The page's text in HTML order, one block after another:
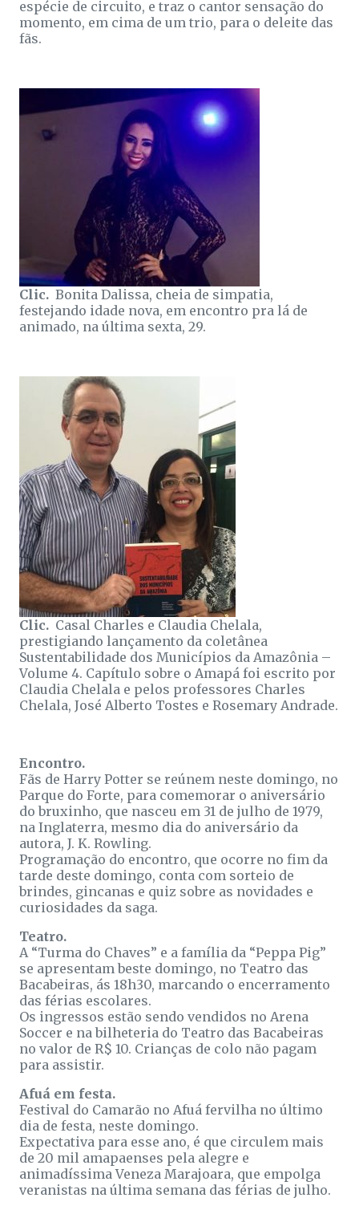
espécie de circuito, e traz o cantor sensação do
momento, em cima de um trio, para o deleite das
fãs.
Clic. Bonita Dalissa, cheia de simpatia,
festejando idade nova, em encontro pra lá de
animado, na última sexta, 29.
Clic. Casal Charles e Claudia Chelala,
prestigiando lançamento da coletânea
Sustentabilidade dos Municípios da Amazônia –
Volume 4. Capítulo sobre o Amapá foi escrito por
Claudia Chelala e pelos professores Charles
Chelala, José Alberto Tostes e Rosemary Andrade.
Encontro.
Fãs de Harry Potter se reúnem neste domingo, no
Parque do Forte, para comemorar o aniversário
do bruxinho, que nasceu em 31 de julho de 1979,
na Inglaterra, mesmo dia do aniversário da
autora, J. K. Rowling.
Programação do encontro, que ocorre no fim da
tarde deste domingo, conta com sorteio de
brindes, gincanas e quiz sobre as novidades e
curiosidades da saga.
Teatro.
A “Turma do Chaves” e a família da “Peppa Pig”
se apresentam beste domingo, no Teatro das
Bacabeiras, ás 18h30, marcando o encerramento
das férias escolares.
Os ingressos estão sendo vendidos no Arena
Soccer e na bilheteria do Teatro das Bacabeiras
no valor de R$ 10. Crianças de colo não pagam
para assistir.
Afuá em festa.
Festival do Camarão no Afuá fervilha no último
dia de festa, neste domingo.
Expectativa para esse ano, é que circulem mais
de 20 mil amapaenses pela alegre e
animadíssima Veneza Marajoara, que empolga
veranistas na última semana das férias de julho.